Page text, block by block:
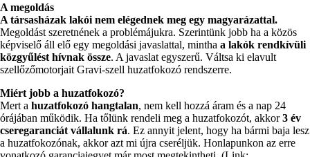
A megoldás
A társasházak lakói nem elégednek meg egy magyarázattal.
Megoldást szeretnének a problémájukra. Szerintünk jobb ha a közös
képviselő áll elő egy megoldási javaslattal, mintha a lakók rendkívüli
közgyűlést hívnak össze. A javaslat egyszerű. Váltsa ki elavult
szellőzőmotorjait Gravi-szell huzatfokozó rendszerre.
Miért jobb a huzatfokozó?
Mert a huzatfokozó hangtalan, nem kell hozzá áram és a nap 24
órájában működik. Ha tőlünk rendeli meg a huzatfokozót, akkor3 év
cseregaranciát vállalunk rá. Ez annyit jelent, hogy ha bármi baja lesz
a huzatfokozónak, akkor azt mi újra cseréljük. Honlapunkon az erre